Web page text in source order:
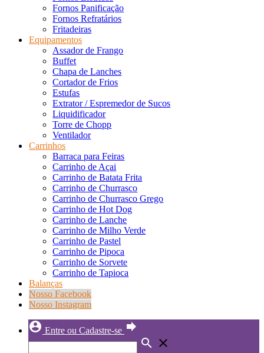
Fornos Panificação
Fornos Refratários
Fritadeiras
Equipamentos
Assador de Frango
Buffet
Chapa de Lanches
Cortador de Frios
Estufas
Extrator / Espremedor de Sucos
Liquidificador
Torre de Chopp
Ventilador
Carrinhos
Barraca para Feiras
Carrinho de Açai
Carrinho de Batata Frita
Carrinho de Churrasco
Carrinho de Churrasco Grego
Carrinho de Hot Dog
Carrinho de Lanche
Carrinho de Milho Verde
Carrinho de Pastel
Carrinho de Pipoca
Carrinho de Sorvete
Carrinho de Tapioca
Balanças
Nosso Facebook
Nosso Instagram
account_circle Entre ou Cadastre-se forward
search close